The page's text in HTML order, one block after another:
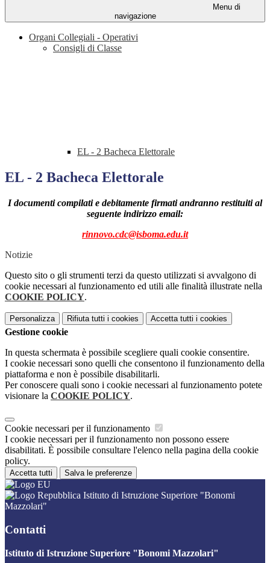
Menu di
navigazione
Organi Collegiali - Operativi
Consigli di Classe
EL - 2 Bacheca Elettorale
EL - 2 Bacheca Elettorale
I documenti compilati e debitamente firmati andranno restituiti al
seguente indirizzo email:
rinnovo.cdc@isboma.edu.it
Notizie
Questo sito o gli strumenti terzi da questo utilizzati si avvalgono di
cookie necessari al funzionamento ed utili alle finalità illustrate nella
COOKIE POLICY.
Personalizza Rifiuta tutti i cookies Accetta tutti i cookies
Gestione cookie
In questa schermata è possibile scegliere quali cookie consentire.
I cookie necessari sono quelli che consentono il funzionamento della
piattaforma e non è possibile disabilitarli.
Per conoscere quali sono i cookie necessari al funzionamento potete
visionare la COOKIE POLICY.
Cookie necessari per il funzionamento
I cookie necessari per il funzionamento non possono essere
disabilitati. È possibile consultare l'elenco nella pagina della cookie
policy.
Accetta tutti Salva le preferenze
Istituto di Istruzione Superiore "Bonomi
Mazzolari"
Contatti
Istituto di Istruzione Superiore "Bonomi Mazzolari"